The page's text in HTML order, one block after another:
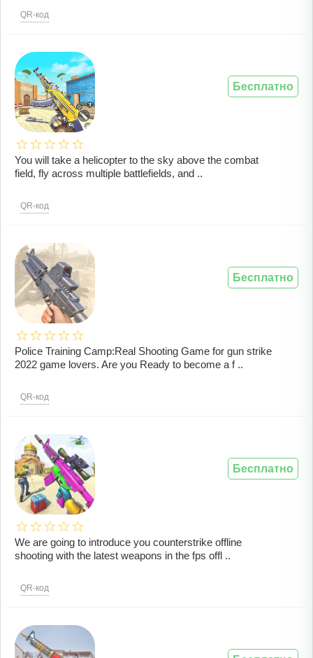
QR-код
You will take a helicopter to the sky above the combat
field, fly across multiple battlefields, and ..
QR-код
Бесплатно
Police Training Camp:Real Shooting Game for gun strike
2022 game lovers. Are you Ready to become a f ..
QR-код
Бесплатно
We are going to introduce you counterstrike offline
shooting with the latest weapons in the fps offl ..
QR-код
Бесплатно